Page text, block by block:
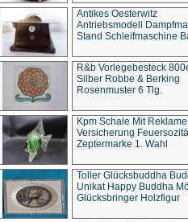
Antikes Oesterwitz
Antriebsmodell
Stand Schleifmaschine
R&b Vorlegebesteck
Silber Robbe & Berking
Rosenmuster 6 Tlg.
Kpm Schale Mit Reklame
Versicherung
Zeptermarke 1. Wahl
Toller Glücksbuddha
Unikat Happy Buddha
Glücksbringer Holzfigur